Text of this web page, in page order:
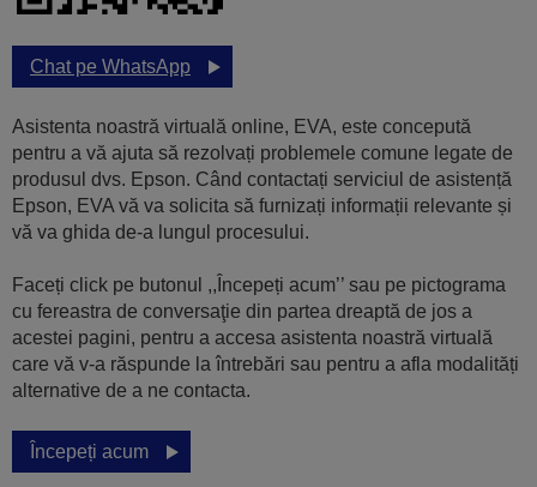
Chat pe WhatsApp
Asistenta noastră virtuală online, EVA, este concepută
pentru a vă ajuta să rezolvați problemele comune legate de
produsul dvs. Epson. Când contactați serviciul de asistență
Epson, EVA vă va solicita să furnizați informații relevante și
vă va ghida de-a lungul procesului.
Faceți click pe butonul ,,Începeți acum’’ sau pe pictograma
cu fereastra de conversaţie din partea dreaptă de jos a
acestei pagini, pentru a accesa asistenta noastră virtuală
care vă v-a răspunde la întrebări sau pentru a afla modalități
alternative de a ne contacta.
Începeți acum